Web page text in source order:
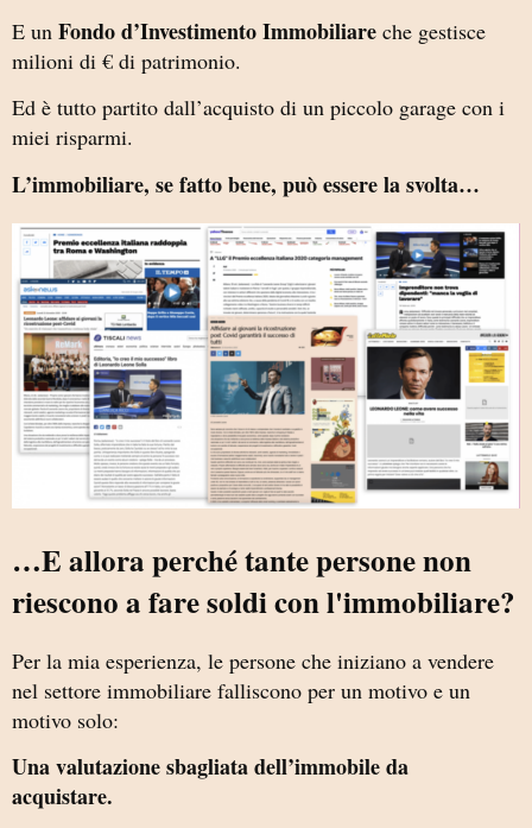
E un Fondo d’Investimento Immobiliare che gestisce
milioni di € di patrimonio.
Ed è tutto partito dall’acquisto di un piccolo garage con i
miei risparmi.
L’immobiliare, se fatto bene, può essere la svolta…
…E allora perché tante persone non
riescono a fare soldi con l'immobiliare?
Per la mia esperienza, le persone che iniziano a vendere
nel settore immobiliare falliscono per un motivo e un
motivo solo:
Una valutazione sbagliata dell’immobile da
acquistare.